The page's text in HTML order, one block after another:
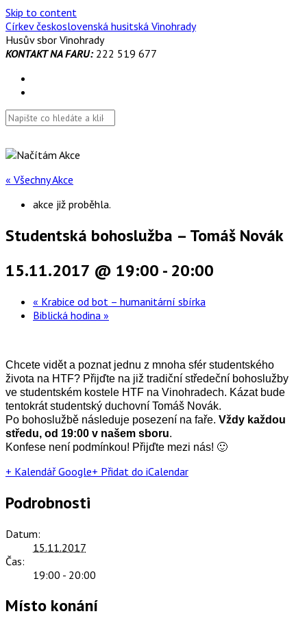
Skip to content
Církev československá husitská Vinohrady
Husův sbor Vinohrady
KONTAKT NA FARU:222 519 677
« Všechny Akce
akce již proběhla.
Studentská bohoslužba – Tomáš Novák
15.11.2017 @ 19:00 - 20:00
« Krabice od bot – humanitární sbírka
Biblická hodina »
Chcete vidět a poznat jednu z mnoha sfér studentského
života na HTF? Přijďte na již tradiční středeční bohoslužby
ve studentském kostele HTF na Vinohradech. Kázat bude
tentokrát studentský duchovní Tomáš Novák.
Po bohoslužbě následuje posezení na faře. Vždy každou
středu, od 19:00 v našem sboru.
Konfese není podmínkou! Přijďte mezi nás! 🙂
+ Kalendář Google+ Přidat do iCalendar
Podrobnosti
Datum:
15.11.2017
Čas:
19:00 - 20:00
Místo konání